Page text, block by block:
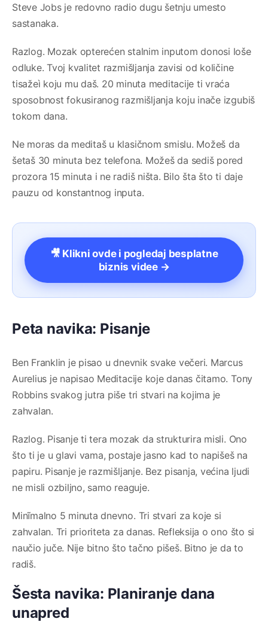
Steve Jobs je redovno radio dugu šetnju umesto
sastanaka.
Razlog. Mozak opterećen stalnim inputom donosi loše
odluke. Tvoj kvalitet razmišljanja zavisi od količine
tisažeì koju mu daš. 20 minuta meditacije ti vraća
sposobnost fokusiranog razmišljanja koju inače izgubiš
tokom dana.
Ne moras da meditaš u klasičnom smislu. Možeš da
šetaš 30 minuta bez telefona. Možeš da sediš pored
prozora 15 minuta i ne radiš ništa. Bilo šta što ti daje
pauzu od konstantnog inputa.
🎥 Klikni ovde i pogledaj besplatne
biznis videe →
Peta navika: Pisanje
Ben Franklin je pisao u dnevnik svake večeri. Marcus
Aurelius je napisao Meditacije koje danas čitamo. Tony
Robbins svakog jutra piše tri stvari na kojima je
zahvalan.
Razlog. Pisanje ti tera mozak da strukturira misli. Ono
što ti je u glavi vama, postaje jasno kad to napišeš na
papiru. Pisanje je razmišljanje. Bez pisanja, većina ljudi
ne misli ozbiljno, samo reaguje.
Minĩmalno 5 minuta dnevno. Tri stvari za koje si
zahvalan. Tri prioriteta za danas. Refleksija o ono što si
naučio juče. Nije bitno što tačno pišeš. Bitno je da to
radiš.
Šesta navika: Planiranje dana
unapred